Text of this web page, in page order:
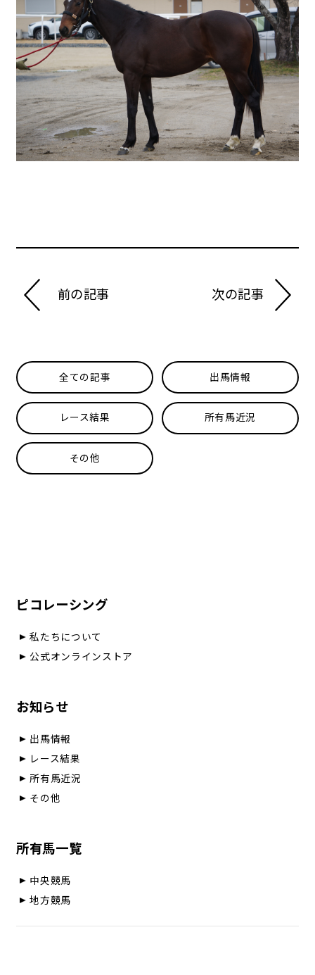
前の記事 次の記事
全ての記事 出馬情報
レース結果 所有馬近況
その他
ピコレーシング
私たちについて
公式オンラインストア
お知らせ
出馬情報
レース結果
所有馬近況
その他
所有馬一覧
中央競馬
地方競馬